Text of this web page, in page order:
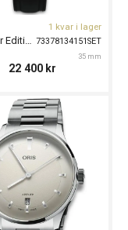
73378134151SET
35 mm
ORIS Star Edition 35mm
1 kvar i lager
22 400 kr